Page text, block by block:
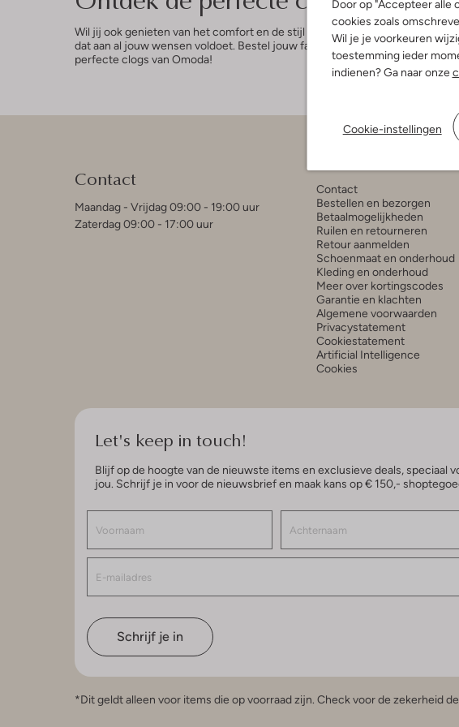
Door op "Accepteer alle
cookies zoals
Wil je je voorkeuren
toestemming ieder
indienen? Ga naar onze
Cookie-instellingen
Wil jij ook genieten van het comfort en de stijl van clogs voor dames?
dat aan al jouw wensen voldoet. Bestel jouw favoriete clogs eenvoudig
perfecte clogs van Omoda!
Contact
Maandag - Vrijdag 09:00 - 19:00 uur
Zaterdag 09:00 - 17:00 uur
Contact
Bestellen en bezorgen
Betaalmogelijkheden
Ruilen en retourneren
Retour aanmelden
Schoenmaat en onderhoud
Kleding en onderhoud
Meer over kortingscodes
Garantie en klachten
Algemene voorwaarden
Privacystatement
Cookiestatement
Artificial Intelligence
Cookies
Let's keep in touch!
Blijf op de hoogte van de nieuwste items en exclusieve deals, speciaal
jou. Schrijf je in voor de nieuwsbrief en maak kans op € 150,-
Schrijf je in
*Dit geldt alleen voor items die op voorraad zijn. Check voor de zekerheid